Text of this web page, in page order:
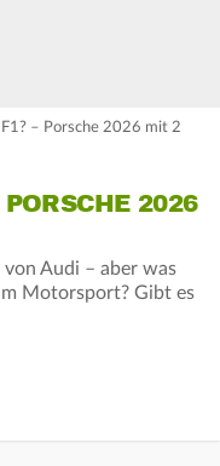
– Porsche 2026 mit 2
2026
Audi – aber was
Motorsport? Gibt es